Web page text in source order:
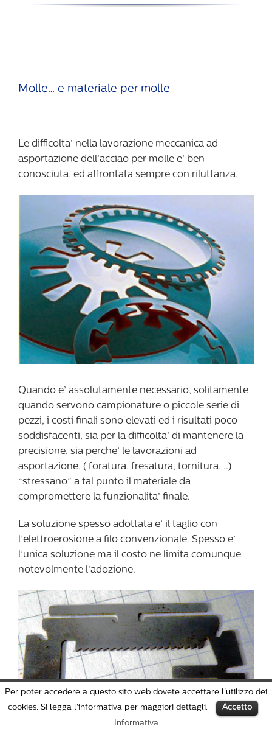
Molle… e materiale per molle
Le difficolta’ nella lavorazione meccanica ad
asportazione dell’acciao per molle e’ ben
conosciuta, ed affrontata sempre con riluttanza.
Quando e’ assolutamente necessario, solitamente
quando servono campionature o piccole serie di
pezzi, i costi finali sono elevati ed i risultati poco
soddisfacenti, sia per la difficolta’ di mantenere la
precisione, sia perche’ le lavorazioni ad
asportazione, ( foratura, fresatura, tornitura, ..)
“stressano” a tal punto il materiale da
compromettere la funzionalita’ finale.
La soluzione spesso adottata e’ il taglio con
l’elettroerosione a filo convenzionale. Spesso e’
l’unica soluzione ma il costo ne limita comunque
notevolmente l’adozione.
Per poter accedere a questo sito web dovete accettare l'utilizzo dei
cookies. Si legga l'informativa per maggiori dettagli.
Accetto
Informativa